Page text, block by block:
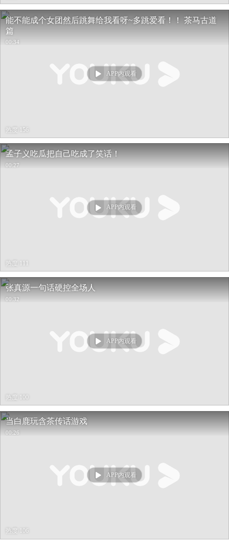
能不能成个女团然后跳舞给我看呀~多跳爱看！！ 茶马古道
篇
00:34
APP内观看
热度 156
孟子义吃瓜把自己吃成了笑话！
00:27
APP内观看
热度 111
张真源一句话硬控全场人
00:32
APP内观看
热度 100
当白鹿玩含茶传话游戏
00:26
APP内观看
热度 106